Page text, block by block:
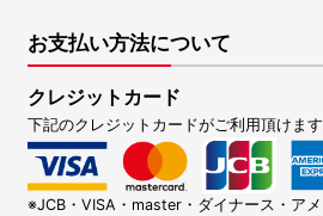
お支払い方法について
クレジットカード
下記のクレジットカードがご利用頂けます
※JCB・VISA・master・ダイナース・ア